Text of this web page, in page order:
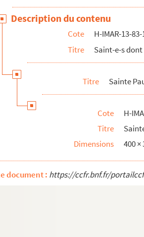
Description du contenu
Cote
H-IMAR-13-
Titre
Saint-e-s
Titre Sainte
Cote
H-
Titre
Dimensions
400 ×
document : https://ccfr.bnf.fr/